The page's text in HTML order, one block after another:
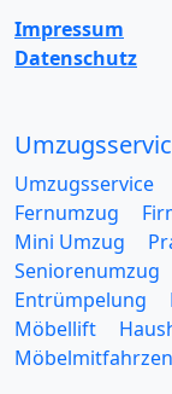
Impressum
Datenschutz
Umzugsservice
Fernumzug
Mini Umzug
Seniorenumzug
Entrümpelung
Möbellift